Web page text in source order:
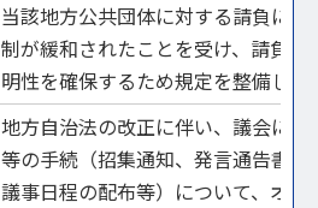
当該地方公共団体に対する請負に関
制が緩和されたことを受け、請負状
明性を確保するため規定を整備した
地方自治法の改正に伴い、議会に係
等の手続（招集通知、発言通告書の
議事日程の配布等）について、オン